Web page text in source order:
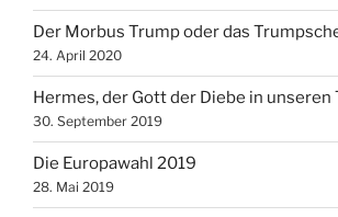
Der Morbus Trump oder das
24. April 2020
Hermes, der Gott der Diebe in unseren
30. September 2019
Die Europawahl 2019
28. Mai 2019